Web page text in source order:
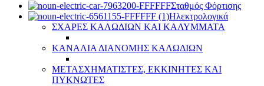
Σταθμός Φόρτισης
Ηλεκτρολογικά
ΣΧΑΡΕΣ ΚΑΛΩΔΙΩΝ ΚΑΙ ΚΑΛΥΜΜΑΤΑ
ΚΑΝΑΛΙΑ ΔΙΑΝΟΜΗΣ ΚΑΛΩΔΙΩΝ
ΜΕΤΑΣΧΗΜΑΤΙΣΤΕΣ, ΕΚΚΙΝΗΤΕΣ ΚΑΙ
ΠΥΚΝΩΤΕΣ